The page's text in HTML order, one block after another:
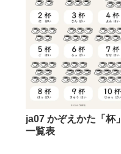
ja07 かぞえかた「杯」
一覧表